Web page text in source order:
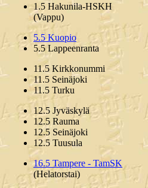
1.5 Hakunila-HSKH
(Vappu)
5.5 Kuopio
5.5 Lappeenranta
11.5 Kirkkonummi
11.5 Seinäjoki
11.5 Turku
12.5 Jyväskylä
12.5 Rauma
12.5 Seinäjoki
12.5 Tuusula
16.5 Tampere - TamSK
(Helatorstai)